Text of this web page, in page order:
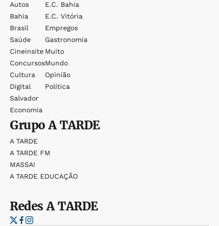
Autos
Bahia
Brasil
Saúde
Cineinsite
Concursos
Cultura
Digital
Salvador
Economia
E.c. Bahia
E.c. Vitória
Empregos
Gastronomia
Muito
Mundo
Opinião
Política
GrupoA TARDE
A TARDE
A TARDE FM
MASSA!
A TARDE EDUCAÇÃO
RedesA TARDE